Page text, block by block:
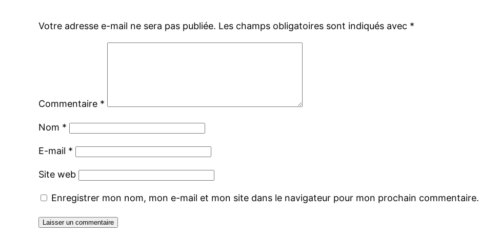
Votre adresse e-mail ne sera pas publiée. Les champs obligatoires sont indiqués avec *
Commentaire *
Nom *
E-mail *
Site web
Enregistrer mon nom, mon e-mail et mon site dans le navigateur pour mon prochain commentaire.